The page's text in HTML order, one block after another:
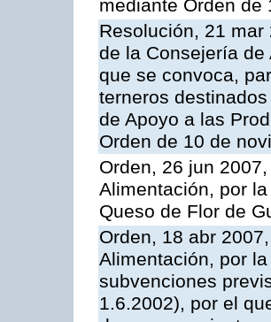
mediante Orden de
Resolución, 21
de la Consejería
que se convoca,
terneros
de Apoyo a las
Orden de 10 de
Orden, 26 jun
Alimentación, por
Queso de Flor de
Orden, 18 abr
Alimentación, por
subvenciones
1.6.2002), por el